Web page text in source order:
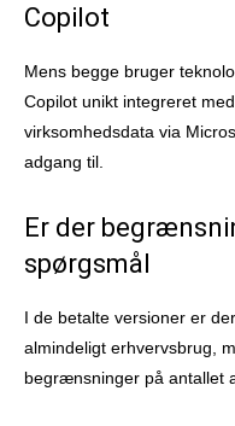
Copilot
Mens begge bruger
Copilot unikt integreret
virksomhedsdata via
adgang til.
Er der
spørgsmål
I de betalte versioner er
almindeligt erhvervsbrug,
begrænsninger på antallet